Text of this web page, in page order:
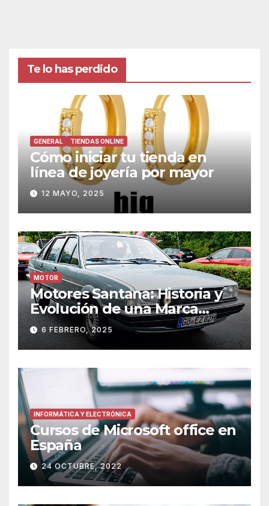
Te lo has perdido
GENERAL TIENDAS ONLINE
Cómo iniciar tu tienda en
línea de joyería por mayor
12 MAYO, 2025
MOTOR
Motores Santana: Historia y
Evolución de una Marca
Icónica
6 FEBRERO, 2025
INFORMÁTICA Y ELECTRÓNICA
Cursos de Microsoft office en
España
24 OCTUBRE, 2022